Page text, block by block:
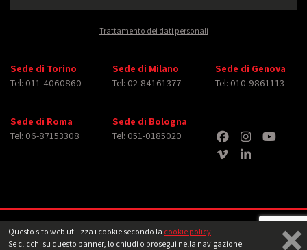
Questo sito web utilizza i cookie secondo la cookie policy.
Se clicchi su questo banner, lo chiudi o prosegui nella navigazione
Trattamento dei dati personali
Sede di Torino
Tel: 011-4060860
Sede di Milano
Tel: 02-84161377
Sede di Genova
Tel: 010-9861113
Sede di Roma
Tel: 06-87153308
Sede di Bologna
Tel: 051-0185020
Copyright © 2026 iMasterArt S.r.l. ‐ All rights reserved. Tutti i diritti relativi ad
immagini e video pubblicati sono dei rispettiviaventi diritto Note legali